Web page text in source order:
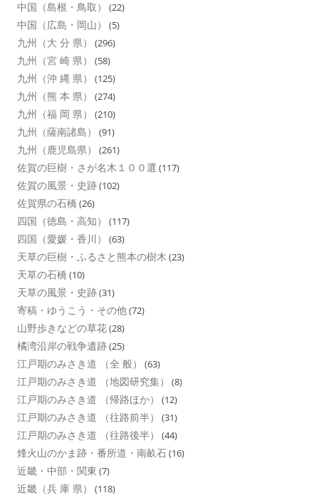
中国（島根・鳥取） (22)
中国（広島・岡山） (5)
九州（大 分 県） (296)
九州（宮 崎 県） (58)
九州（沖 縄 県） (125)
九州（熊 本 県） (274)
九州（福 岡 県） (210)
九州（薩南諸島） (91)
九州（鹿児島県） (261)
佐賀の巨樹・さが名木１００選 (117)
佐賀の風景・史跡(102)
佐賀県の石橋 (26)
四国（徳島・高知） (117)
四国（愛媛・香川） (63)
天草の巨樹・ふるさと熊本の樹木 (23)
天草の石橋 (10)
天草の風景・史跡(31)
寄稿・ゆうこう・その他(72)
山野歩きなどの草花(28)
橘湾沿岸の戦争遺跡(25)
江戸期のみさき道 （全 般） (63)
江戸期のみさき道 （地図研究集） (8)
江戸期のみさき道 （帰路ほか） (12)
江戸期のみさき道 （往路前半） (31)
江戸期のみさき道 （往路後半） (44)
烽火山のかま跡・番所道・南畝石(16)
近畿・中部・関東 (7)
近畿（兵 庫 県） (118)